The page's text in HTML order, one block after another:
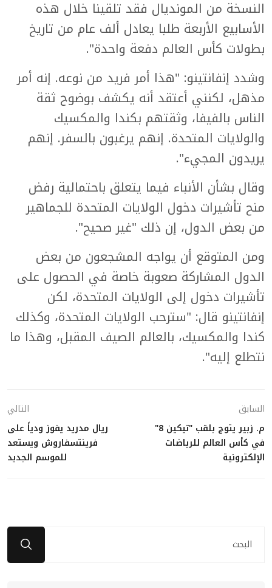
النسخة من المونديال فقد تلقينا خلال هذه
الأسابيع الأربعة طلبا يعادل ألف عام من تاريخ
بطولات كأس العالم دفعة واحدة".
وشدد إنفانتينو: "هذا أمر فريد من نوعه. إنه أمر
مذهل، لكنني أعتقد أنه يكشف بوضوح ثقة
الناس بالفيفا، وثقتهم بكندا والمكسيك
والولايات المتحدة. إنهم يرغبون بالسفر. إنهم
يريدون المجيء".
وقال بشأن الأنباء فيما يتعلق باحتمالية رفض
منح تأشيرات دخول الولايات المتحدة للجماهير
من بعض الدول، إن ذلك "غير صحيح".
ومن المتوقع أن يواجه المشجعون من بعض
الدول المشاركة صعوبة خاصة في الحصول على
تأشيرات دخول إلى الولايات المتحدة، لكن
إنفانتينو قال: "سترحب الولايات المتحدة، وكذلك
كندا والمكسيك، بالعالم الصيف المقبل، وهذا ما
نتطلع إليه".
السابق
م. زبير يتوج بلقب "تيكين 8"
في كأس العالم للرياضات
الإلكترونية
التالي
ريال مدريد يفوز ودياً على
فرينتسفاروش ويستعد
للموسم الجديد